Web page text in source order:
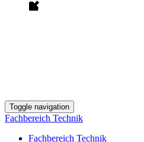
Toggle navigation
Fachbereich Technik
Fachbereich Technik